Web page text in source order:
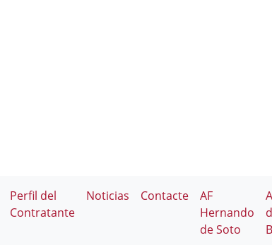
Perfil del
Contratante
Noticias Contacte
AF
Hernando
de Soto